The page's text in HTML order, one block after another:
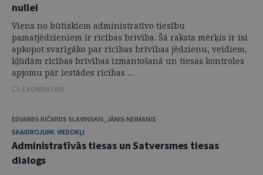
nullei
Viens no būtiskiem administratīvo tiesību
pamatjēdzieniem ir rīcības brīvība. Šā raksta mērķis ir īsi
apkopot svarīgāko par rīcības brīvības jēdzienu, veidiem,
kļūdām rīcības brīvības izmantošanā un tiesas kontroles
apjomu pār iestādes rīcības ...
1 KOMENTĀRI
EDVARDS RIČARDS SLAVINSKIS, JĀNIS NEIMANIS
SKAIDROJUMI. VIEDOKĻI
Administratīvās tiesas un Satversmes tiesas
dialogs